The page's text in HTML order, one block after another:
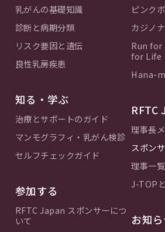
乳がんの基礎知識
診断と病期分類
リスク要因と遺伝
良性乳房疾患
知る・学ぶ
治療とサポートのガイド
マンモグラフィ・乳がん検診
セルフチェックガイド
参加する
RFTC Japan スポンサーにつ
いて
ピンク
カジノ
Run for
for Life
Hana-
RFTC
理事長
スポン
理事一覧
J-TOP
お知